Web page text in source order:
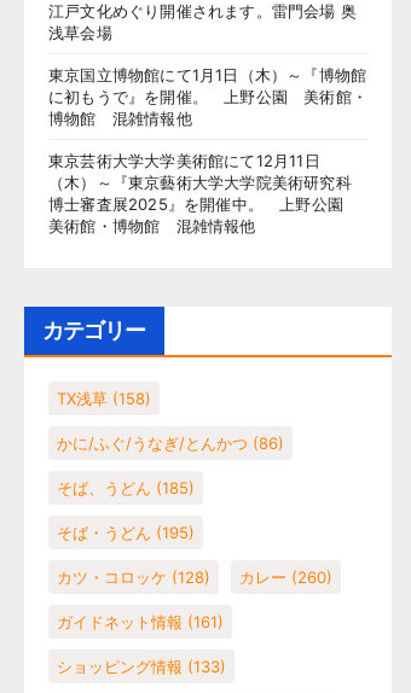
江戸文化めぐり開催されます。雷門会場 奥
浅草会場
東京国立博物館にて1月1日（木）～『博物館
に初もうで』を開催。 上野公園 美術館・
博物館 混雑情報他
東京芸術大学大学美術館にて12月11日
（木）～『東京藝術大学大学院美術研究科
博士審査展2025』を開催中。 上野公園
美術館・博物館 混雑情報他
カテゴリー
TX浅草 (158)
かに/ふぐ/うなぎ/とんかつ (86)
そば、うどん (185)
そば・うどん (195)
カツ・コロッケ (128) カレー (260)
ガイドネット情報 (161)
ショッピング情報 (133)